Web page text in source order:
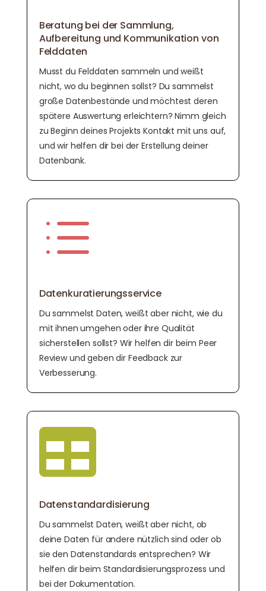
Beratung bei der Sammlung,
Aufbereitung und Kommunikation von
Felddaten
Musst du Felddaten sammeln und weißt
nicht, wo du beginnen sollst? Du sammelst
große Datenbestände und möchtest deren
spätere Auswertung erleichtern? Nimm gleich
zu Beginn deines Projekts Kontakt mit uns auf,
und wir helfen dir bei der Erstellung deiner
Datenbank.
d
Datenkuratierungsservice
Du sammelst Daten, weißt aber nicht, wie du
mit ihnen umgehen oder ihre Qualität
sicherstellen sollst? Wir helfen dir beim Peer
Review und geben dir Feedback zur
Verbesserung.

Datenstandardisierung
Du sammelst Daten, weißt aber nicht, ob
deine Daten für andere nützlich sind oder ob
sie den Datenstandards entsprechen? Wir
helfen dir beim Standardisierungsprozess und
bei der Dokumentation.